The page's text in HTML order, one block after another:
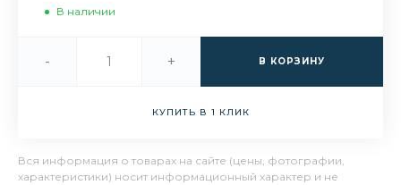
В наличии
- + В КОРЗИНУ
КУПИТЬ В 1 КЛИК
Вся информация о товарах на сайте (цены, фотографии,
характеристики) носит информационный характер и не